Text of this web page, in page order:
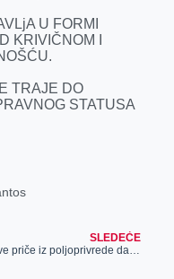
U FORMI
KRIVIČNOM I
TRAJE DO
STATUSA
SLEDEĆE
Nove priče iz poljoprivrede danas u Agročasu